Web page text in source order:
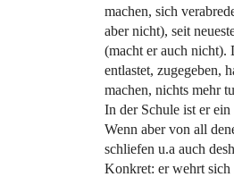
machen, sich
aber nicht), seit
(macht er auch nicht).
entlastet, zugegeben,
machen, nichts mehr
In der Schule ist er
Wenn aber von all
schliefen u.a auch
Konkret: er wehrt sich